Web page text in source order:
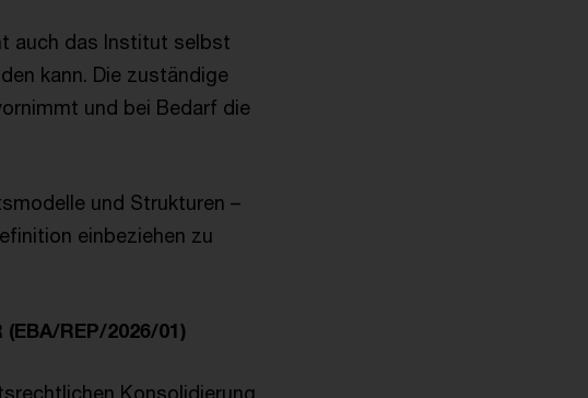
auch das Institut selbst
kann. Die zuständige
und bei Bedarf die
und Strukturen –
einbeziehen zu
REP/2026/01)
Konsolidierung